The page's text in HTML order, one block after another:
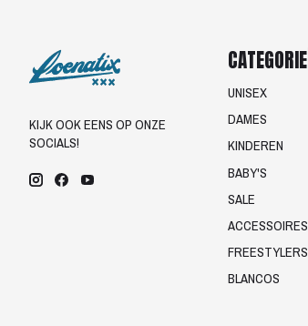
KIJK OOK EENS OP ONZE
SOCIALS!
UNISEX
DAMES
KINDEREN
BABY'S
SALE
ACCESSOIRES
FREESTYLERS
BLANCOS